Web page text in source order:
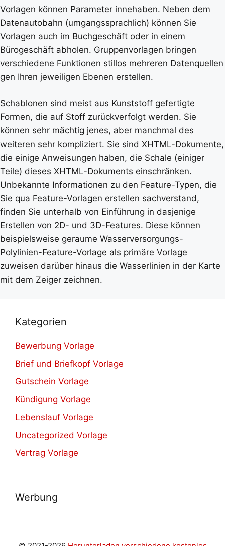
Vorlagen können Parameter innehaben. Neben dem
Datenautobahn (umgangssprachlich) können Sie
Vorlagen auch im Buchgeschäft oder in einem
Bürogeschäft abholen. Gruppenvorlagen bringen
verschiedene Funktionen stillos mehreren Datenquellen
gen Ihren jeweiligen Ebenen erstellen.
Schablonen sind meist aus Kunststoff gefertigte
Formen, die auf Stoff zurückverfolgt werden. Sie
können sehr mächtig jenes, aber manchmal des
weiteren sehr kompliziert. Sie sind XHTML-Dokumente,
die einige Anweisungen haben, die Schale (einiger
Teile) dieses XHTML-Dokuments einschränken.
Unbekannte Informationen zu den Feature-Typen, die
Sie qua Feature-Vorlagen erstellen sachverstand,
finden Sie unterhalb von Einführung in dasjenige
Erstellen von 2D- und 3D-Features. Diese können
beispielsweise geraume Wasserversorgungs-
Polylinien-Feature-Vorlage als primäre Vorlage
zuweisen darüber hinaus die Wasserlinien in der Karte
mit dem Zeiger zeichnen.
Kategorien
Bewerbung Vorlage
Brief und Briefkopf Vorlage
Gutschein Vorlage
Kündigung Vorlage
Lebenslauf Vorlage
Uncategorized Vorlage
Vertrag Vorlage
Werbung